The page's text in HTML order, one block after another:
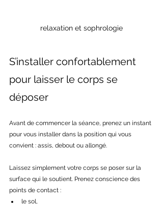
relaxation et sophrologie
S’installer confortablement
pour laisser le corps se
déposer
Avant de commencer la séance, prenez un instant
pour vous installer dans la position qui vous
convient : assis, debout ou allongé.
Laissez simplement votre corps se poser sur la
surface qui le soutient. Prenez conscience des
points de contact :
le sol,